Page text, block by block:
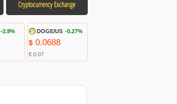
-2.9% DOGE/US -0.27%
$ 0.0688
€ 0.07